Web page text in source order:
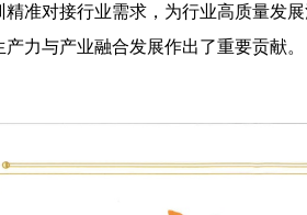
准对接行业需求，为行业高质量发
力与产业融合发展作出了重要贡献。